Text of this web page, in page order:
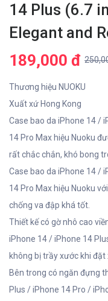
14 Plus (6.7
Elegant and
189,000 đ
Thương hiệu NUOKU
Xuất xứ Hong Kong
Case bao da iPhone 14 /
14 Pro Max hiệu Nuoku
rất chắc chắn, khó bong
Case bao da iPhone 14 /
14 Pro Max hiệu Nuoku
chống va đập khá tốt.
Thiết kế có gờ nhô cao
iPhone 14 / iPhone 14
không bị trầy xước khi
Bên trong có ngăn đựng
Plus / iPhone 14 Pro /